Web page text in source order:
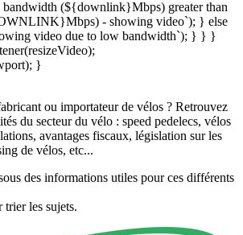
bandwidth (${downlink}Mbps) greater than
- showing video`); } else
video due to low bandwidth`); } } }
}
ou importateur de vélos ? Retrouvez
du secteur du vélo : speed pedelecs, vélos
avantages fiscaux, législation sur les
de vélos, etc...
des informations utiles pour ces différents
les sujets.